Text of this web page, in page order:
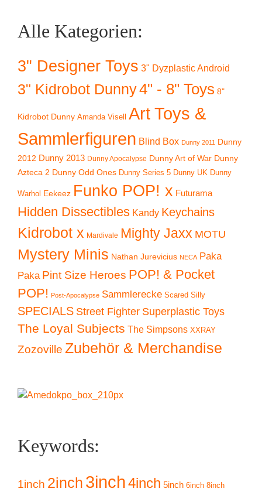
Alle Kategorien:
3" Designer Toys 3" Dyzplastic Android
3" Kidrobot Dunny4" - 8" Toys 8"
Kidrobot Dunny Amanda Visell
Art Toys &
Sammlerfiguren Blind Box Dunny 2011 Dunny
2012 Dunny 2013 Dunny Apocalypse Dunny Art of War Dunny
Azteca 2 Dunny Odd Ones Dunny Series 5 Dunny UK Dunny
Warhol Eekeez Funko POP! x Futurama
Hidden Dissectibles Kandy Keychains
Kidrobot x Mardivale Mighty Jaxx MOTU
Mystery Minis Nathan Jurevicius NECA Paka
Paka Pint Size Heroes POP! & Pocket
POP! Post-Apocalypse Sammlerecke Scared Silly
SPECIALS Street Fighter Superplastic Toys
The Loyal Subjects The Simpsons XXRAY
Zozoville Zubehör & Merchandise
Keywords:
1inch 2inch 3inch4inch 5inch 6inch 8inch